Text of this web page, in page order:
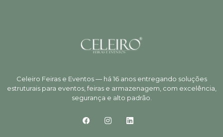
Celeiro Feiras e Eventos — há 16 anos entregando soluções
estruturais para eventos, feiras e armazenagem, com excelência,
segurança e alto padrão.